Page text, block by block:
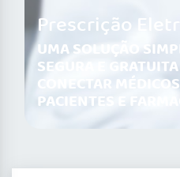
Prescrição
UMA SOLUÇÃO
SEGURA E
CONECTAR
PACIENTES E